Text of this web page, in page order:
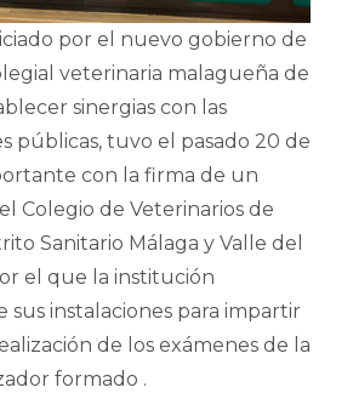
por el nuevo gobierno de
veterinaria malagueña de
sinergias con las
públicas, tuvo el pasado 20 de
con la firma de un
Colegio de Veterinarios de
Sanitario Málaga y Valle del
el que la institución
sus instalaciones para impartir
de los exámenes de la
formado .